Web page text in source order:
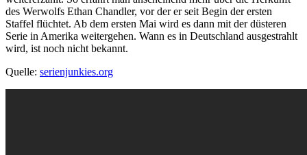
des Werwolfs Ethan Chandler, vor der er seit Begin der ersten
Staffel flüchtet. Ab dem ersten Mai wird es dann mit der düsteren
Serie in Amerika weitergehen. Wann es in Deutschland ausgestrahlt
wird, ist noch nicht bekannt.
Quelle: serienjunkies.org